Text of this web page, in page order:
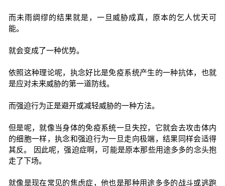
而未雨绸缪的结果就是，一旦威胁成真，原本的乞人忧天可
能。
就会变成了一种优势。
依照这种理论呢，执念好比是免疫系统产生的一种抗体，也就
是应对未来威胁的第一道防线。
而强迫行为正是避开或减轻威胁的一种方法。
但是呢，就像当身体的免疫系统一旦失控，它就会去攻击体内
的细胞一样，执念和强迫行为一旦走向极端，结果同样会适得
其反。 因此呢，强迫症啊，可能是原本那些用途多多的念头抱
走了下场。
就像是现在常见的焦虑症，他也是那种用途多多的战斗或逃跑